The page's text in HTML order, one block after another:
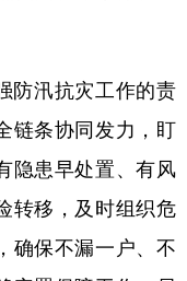
宁夏
江
汛抗灾工作的责
链条协同发力，盯
隐患早处置、有风
转移，及时组织危
确保不漏一户、不